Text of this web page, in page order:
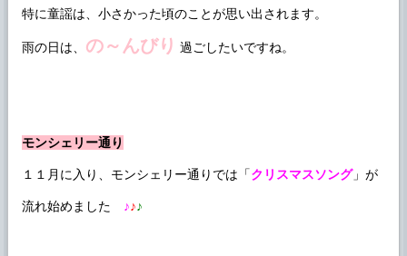
特に童謡は、小さかった頃のことが思い出されます。
雨の日は、 の～んびり 過ごしたいですね。
モンシェリー通り
１１月に入り、モンシェリー通りでは「クリスマスソング」が
流れ始めました ♪♪♪